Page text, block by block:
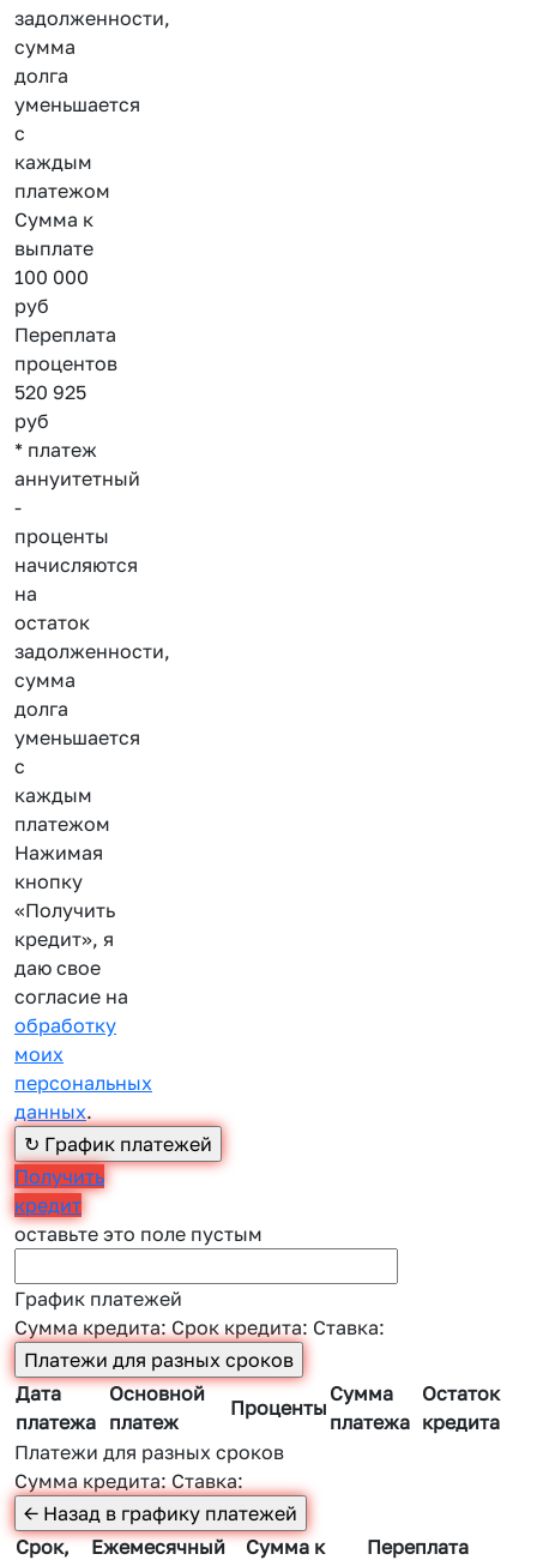
задолженности,
сумма
долга
уменьшается
с
каждым
платежом
Сумма к
выплате
100 000
руб
Переплата
процентов
520 925
руб
* платеж
аннуитетный
-
проценты
начисляются
на
остаток
задолженности,
сумма
долга
уменьшается
с
каждым
платежом
Нажимая
кнопку
«Получить
кредит», я
даю свое
согласие на
обработку
моих
персональных
данных.
Получить
кредит
оставьте это поле пустым
График платежей
Сумма кредита:Срок кредита: Ставка:
Дата
платежа
Основной
платеж
Проценты
Сумма
платежа
Остаток
кредита
Платежи для разных сроков
Сумма кредита:Ставка:
Срок,
Ежемесячный
Сумма к
Переплата